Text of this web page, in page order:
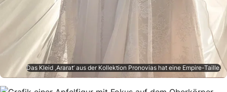
Das Kleid ‚Ararat’ aus der Kollektion Pronovias hat eine Empire-Taille.